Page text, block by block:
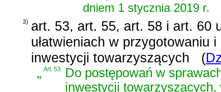
dniem 1 stycznia 2019 r.
3) art. 53, art. 55, art. 58 i art. 60
ułatwieniach w przygotowaniu
inwestycji towarzyszących
(
„Art. 53. Do postępowań w
inwestycji